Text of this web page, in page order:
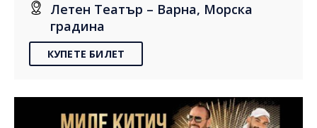
Летен Театър – Варна, Морска
градина
КУПЕТЕ БИЛЕТ